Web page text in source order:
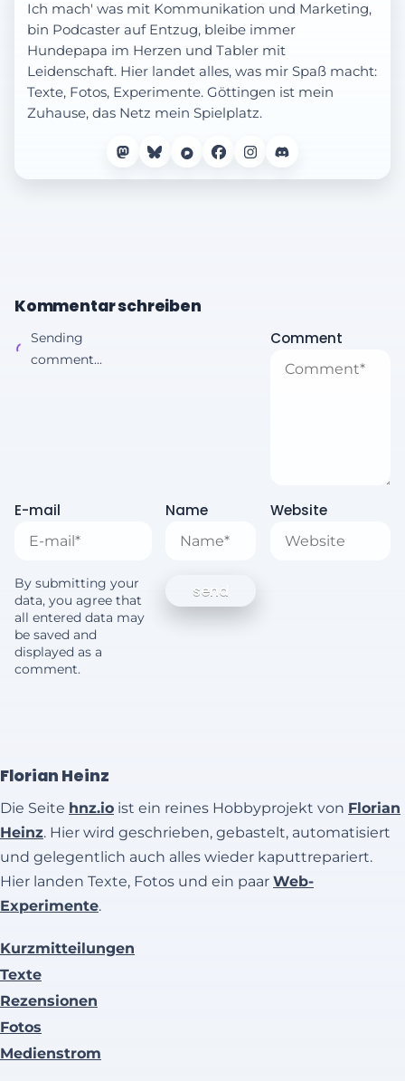
Ich mach' was mit Kommunikation und Marketing,
bin Podcaster auf Entzug, bleibe immer
Hundepapa im Herzen und Tabler mit
Leidenschaft. Hier landet alles, was mir Spaß macht:
Texte, Fotos, Experimente. Göttingen ist mein
Zuhause, das Netz mein Spielplatz.
Kommentar schreiben
Sending
comment...
Comment
E-mail Name Website
By submitting your
data, you agree that
all entered data may
be saved and
displayed as a
comment.
Florian Heinz
Die Seite hnz.io ist ein reines Hobbyprojekt von Florian
Heinz. Hier wird geschrieben, gebastelt, automatisiert
und gelegentlich auch alles wieder kaputtrepariert.
Hier landen Texte, Fotos und ein paar Web-
Experimente.
Kurzmitteilungen
Texte
Rezensionen
Fotos
Medienstrom